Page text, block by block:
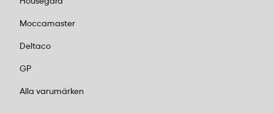
Moccamaster
Deltaco
GP
Alla varumärken